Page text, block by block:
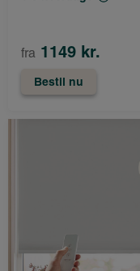
fra 1149 kr.
Bestil nu